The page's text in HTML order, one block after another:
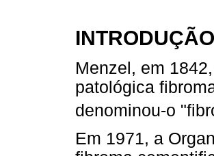
INTRODUÇÃO
Menzel, em
patológica
denominou-o
Em 1971, a